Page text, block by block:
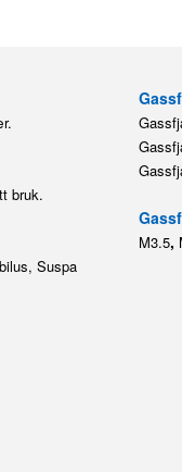
bruk.
Suspa
M3.5,